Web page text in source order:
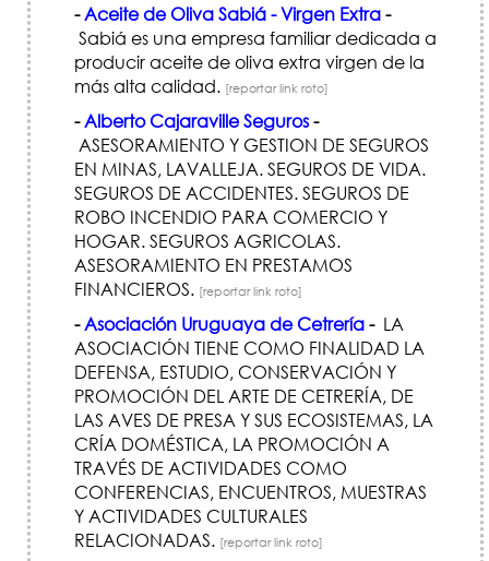
-Aceite de Oliva Sabiá - Virgen Extra-
Sabiá es una empresa familiar dedicada a
producir aceite de oliva extra virgen de la
más alta calidad. [reportar link roto]
-Alberto Cajaraville Seguros-
ASESORAMIENTO Y GESTION DE SEGUROS
EN MINAS, LAVALLEJA. SEGUROS DE VIDA.
SEGUROS DE ACCIDENTES. SEGUROS DE
ROBO INCENDIO PARA COMERCIO Y
HOGAR. SEGUROS AGRICOLAS.
ASESORAMIENTO EN PRESTAMOS
FINANCIEROS. [reportar link roto]
-Asociación Uruguaya de Cetrería-LA
ASOCIACIÓN TIENE COMO FINALIDAD LA
DEFENSA, ESTUDIO, CONSERVACIÓN Y
PROMOCIÓN DEL ARTE DE CETRERÍ­A, DE
LAS AVES DE PRESA Y SUS ECOSISTEMAS, LA
CRÍ­A DOMÉSTICA, LA PROMOCIÓN A
TRAVÉS DE ACTIVIDADES COMO
CONFERENCIAS, ENCUENTROS, MUESTRAS
Y ACTIVIDADES CULTURALES
RELACIONADAS. [reportar link roto]